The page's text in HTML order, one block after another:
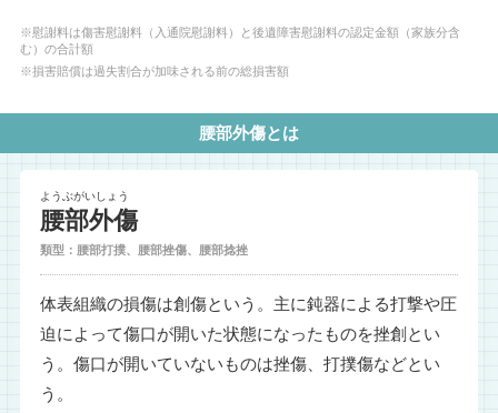
※慰謝料は傷害慰謝料（入通院慰謝料）と後遺障害慰謝料の認定金額（家族分含
む）の合計額
※損害賠償は過失割合が加味される前の総損害額
腰部外傷とは
ようぶがいしょう
腰部外傷
類型：腰部打撲、腰部挫傷、腰部捻挫
体表組織の損傷は創傷という。主に鈍器による打撃や圧
迫によって傷口が開いた状態になったものを挫創とい
う。傷口が開いていないものは挫傷、打撲傷などとい
う。